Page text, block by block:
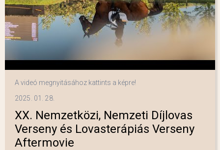
A videó megnyitásához kattints a képre!
2025. 01. 28.
XX. Nemzetközi, Nemzeti Díjlovas
Verseny és Lovasterápiás Verseny
Aftermovie